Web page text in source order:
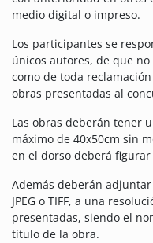
medio digital o impreso.
Los participantes se
únicos autores, de que
como de toda
obras presentadas al
Las obras deberán tener
máximo de 40x50cm sin
en el dorso deberá
Además deberán
JPEG o TIFF, a una
presentadas, siendo el
título de la obra.